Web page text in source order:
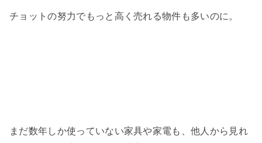
チョットの努力でもっと高く売れる物件も多いのに。
まだ数年しか使っていない家具や家電も、他人から見れ